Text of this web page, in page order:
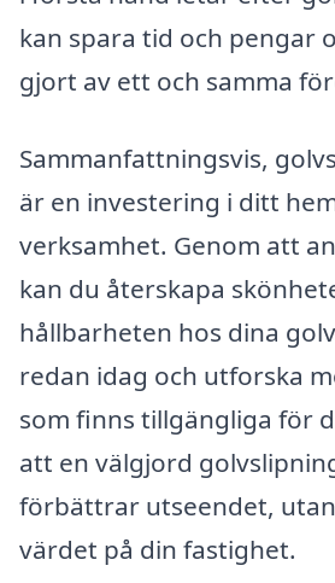
kan spara tid och pengar
gjort av ett och samma
Sammanfattningsvis,
är en investering i ditt
verksamhet. Genom att
kan du återskapa
hållbarheten hos dina
redan idag och utforska
som finns tillgängliga för
att en välgjord
förbättrar utseendet,
värdet på din fastighet.